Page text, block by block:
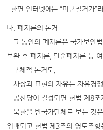
한편 인터넷에는 “미군철거가”
나. 폐지론의 논거
그 동안의 폐지론은 국가보안
보완 후 폐지론, 단순폐지론 등
구체적 논거도,
- 사상과 표현의 자유는 자유경
- 공산당이 결성되면 헌법 제8조
- 북한을 반국가단체로 보는 것
위배되고 헌법 제3조의 영토조항